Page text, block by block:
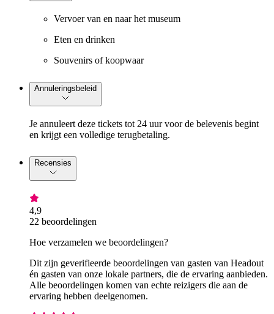
Vervoer van en naar het museum
Eten en drinken
Souvenirs of koopwaar
Annuleringsbeleid
Je annuleert deze tickets tot 24 uur voor de belevenis begint
en krijgt een volledige terugbetaling.
Recensies
4,9
22 beoordelingen
Hoe verzamelen we beoordelingen?
Dit zijn geverifieerde beoordelingen van gasten van Headout
én gasten van onze lokale partners, die de ervaring aanbieden.
Alle beoordelingen komen van echte reizigers die aan de
ervaring hebben deelgenomen.